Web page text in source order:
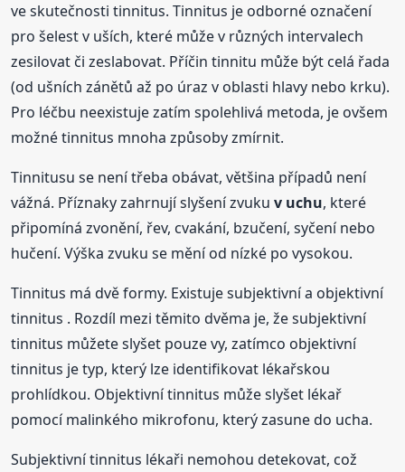
ve skutečnosti tinnitus. Tinnitus je odborné označení
pro šelest v uších, které může v různých intervalech
zesilovat či zeslabovat. Příčin tinnitu může být celá řada
(od ušních zánětů až po úraz v oblasti hlavy nebo krku).
Pro léčbu neexistuje zatím spolehlivá metoda, je ovšem
možné tinnitus mnoha způsoby zmírnit.
Tinnitusu se není třeba obávat, většina případů není
vážná. Příznaky zahrnují slyšení zvukuv uchu, které
připomíná zvonění, řev, cvakání, bzučení, syčení nebo
hučení. Výška zvuku se mění od nízké po vysokou.
Tinnitus má dvě formy. Existuje subjektivní a objektivní
tinnitus . Rozdíl mezi těmito dvěma je, že subjektivní
tinnitus můžete slyšet pouze vy, zatímco objektivní
tinnitus je typ, který lze identifikovat lékařskou
prohlídkou. Objektivní tinnitus může slyšet lékař
pomocí malinkého mikrofonu, který zasune do ucha.
Subjektivní tinnitus lékaři nemohou detekovat, což